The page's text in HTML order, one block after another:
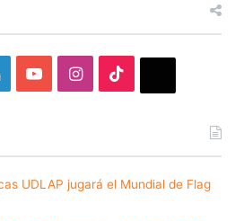
YouTubeInstagram
UDLAP jugará el Mundial de Flag